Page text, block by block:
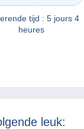
tijd : 5 jours 4
heures
leuk: